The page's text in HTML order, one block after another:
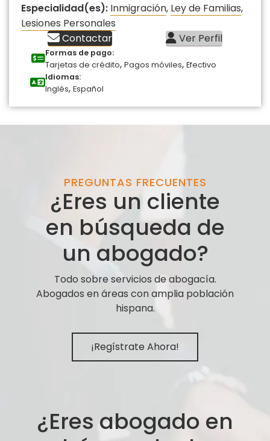
Especialidad(es): Inmigración, Ley de Familias,
Lesiones Personales
Contactar
Ver Perfil
Formas de pago:
Tarjetas de crédito, Pagos móviles, Efectivo
Idiomas:
Inglés, Español
PREGUNTAS FRECUENTES
¿Eres un cliente
en búsqueda de
un abogado?
Todo sobre servicios de abogacía.
Abogados en áreas con amplia población
hispana.
¡Regístrate Ahora!
¿Eres abogado en